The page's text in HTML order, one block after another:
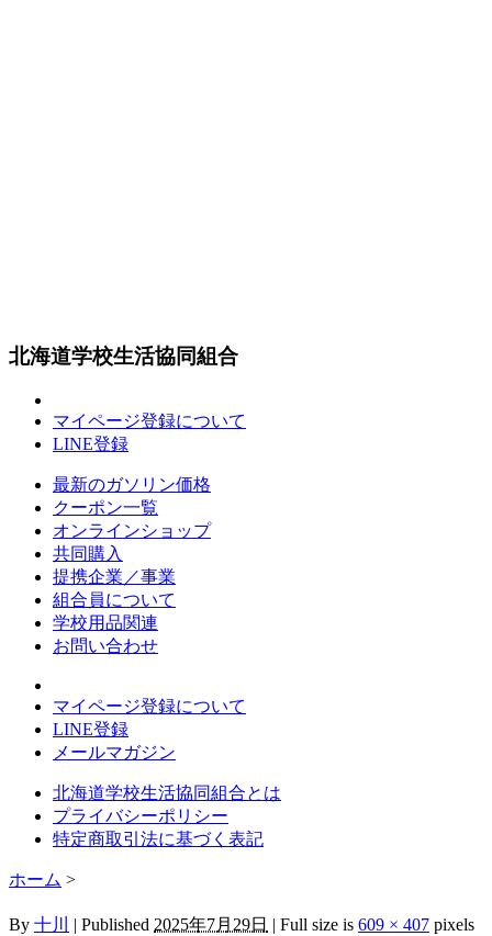
北海道学校生活協同組合
マイページ登録について
LINE登録
最新のガソリン価格
クーポン一覧
オンラインショップ
共同購入
提携企業／事業
組合員について
学校用品関連
お問い合わせ
マイページ登録について
LINE登録
メールマガジン
北海道学校生活協同組合とは
プライバシーポリシー
特定商取引法に基づく表記
ホーム >
By 十川 | Published 2025年7月29日 | Full size is 609 × 407 pixels